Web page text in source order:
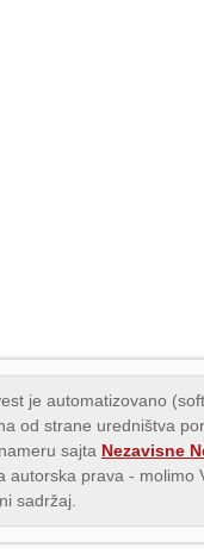
je automatizovano
od strane uredništva
sajta Nezavisne
autorska prava - molimo
sadržaj.